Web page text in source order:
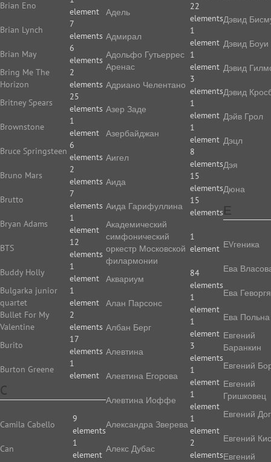
Brian Eno
element
Brian Lynch
7
elements
Brian May
6
elements
Bring Me The
Horizon
2
elements
Britney Spears
25
elements
Brownstone
1
element
Bruce Springsteen
6
elements
Bruno Mars
2
elements
Brutto
7
elements
Bryan Adams
1
element
BTS
12
elements
Buddy Holly
1
element
Bulgarka junior
quartet
1
element
Bullet For My
Valentine
2
elements
Burito
17
elements
Burton Greene
1
element
C
Camila Cabello
9
elements
Can
1
element
Адель
22
elements
Адмирал
1
element
Адольфо Гутьеррес
Аренас
1
element
Адриано Челентано
3
elements
Азер Заде
1
element
Азербайджан
1
element
Аигел
8
elements
Аида
15
elements
Аида Гарифуллина
15
elements
Академический
симфонический
оркестр Московской
филармонии
1
element
Аквариум
84
elements
Алан Парсонс
1
element
Албан Берг
1
element
Алевтина
3
elements
Алевтина Егорова
1
element
Алевтина Иоффе
1
element
Алек­сан­дра Зве­ре­ва
1
element
Алекс Дубас
2
elements
Дэвид
Дэвид Боуи
Дэвид
Дэвид
Дэйв Грол
Дэцл
Дэя
Дюна
Е
ЕVгеника
Ева
Ева
Ева Польна
Евгений
Баранкин
Евгений
Евгений
Гришковец
Евгений
Евгений
Евгений